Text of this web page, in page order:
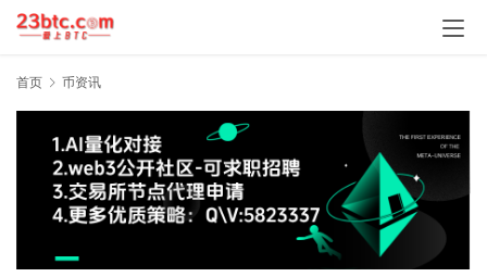
首页 币资讯